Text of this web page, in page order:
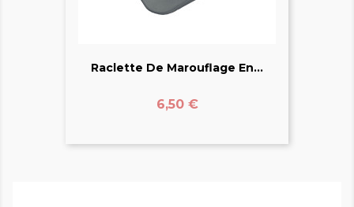
Raclette De Marouflage En...
Prix
6,50 €